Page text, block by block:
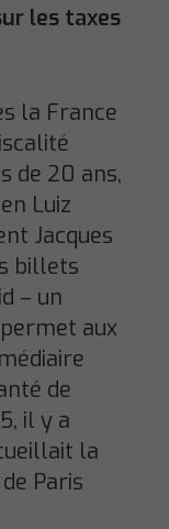
les taxes
la France
de 20 ans,
Luiz
Jacques
billets
– un
aux
de
il y a
la
Paris